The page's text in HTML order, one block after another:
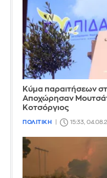
Κύμα παραιτήσεων
Αποχώρησαν
Κοτσόργιος
ΠΟΛΙΤΙΚΗ 15:33,